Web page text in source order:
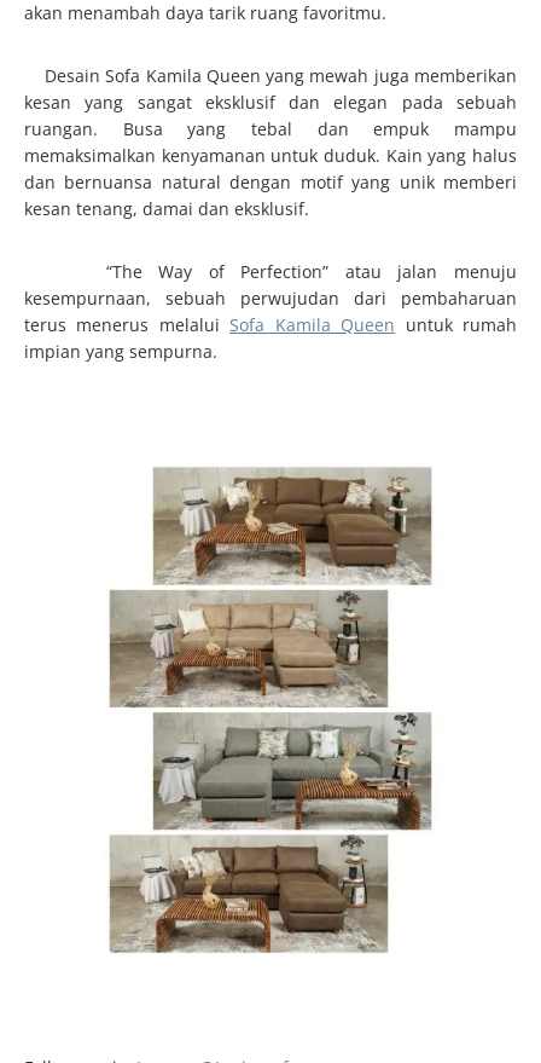
akan menambah daya tarik ruang favoritmu.
Desain Sofa Kamila Queen yang mewah juga memberikan
kesan yang sangat eksklusif dan elegan pada sebuah
ruangan. Busa yang tebal dan empuk mampu
memaksimalkan kenyamanan untuk duduk. Kain yang halus
dan bernuansa natural dengan motif yang unik memberi
kesan tenang, damai dan eksklusif.
“The Way of Perfection” atau jalan menuju
kesempurnaan, sebuah perwujudan dari pembaharuan
terus menerus melaluiSofa Kamila Queen untuk rumah
impian yang sempurna.